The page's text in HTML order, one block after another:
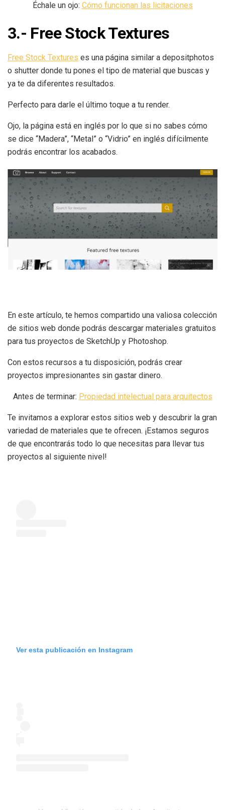
Échale un ojo: Cómo funcionan las licitaciones
3.- Free Stock Textures
Free Stock Textures es una página similar a depositphotos
o shutter donde tu pones el tipo de material que buscas y
ya te da diferentes resultados.
Perfecto para darle el último toque a tu render.
Ojo, la página está en inglés por lo que si no sabes cómo
se dice “Madera”, “Metal” o “Vidrio” en inglés difícilmente
podrás encontrar los acabados.
En este artículo, te hemos compartido una valiosa colección
de sitios web donde podrás descargar materiales gratuitos
para tus proyectos de SketchUp y Photoshop.
Con estos recursos a tu disposición, podrás crear
proyectos impresionantes sin gastar dinero.
Antes de terminar: Propiedad intelectual para arquitectos
Te invitamos a explorar estos sitios web y descubrir la gran
variedad de materiales que te ofrecen. ¡Estamos seguros
de que encontrarás todo lo que necesitas para llevar tus
proyectos al siguiente nivel!
Ver esta publicación en Instagram